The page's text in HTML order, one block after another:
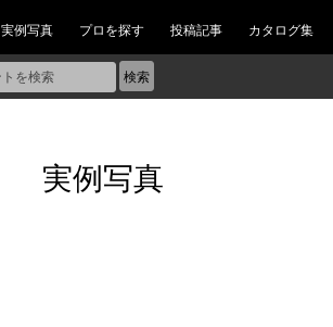
実例写真 プロを探す 投稿記事 カタログ集
実例写真